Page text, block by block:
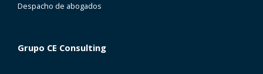
Despacho de abogados
Grupo CE Consulting